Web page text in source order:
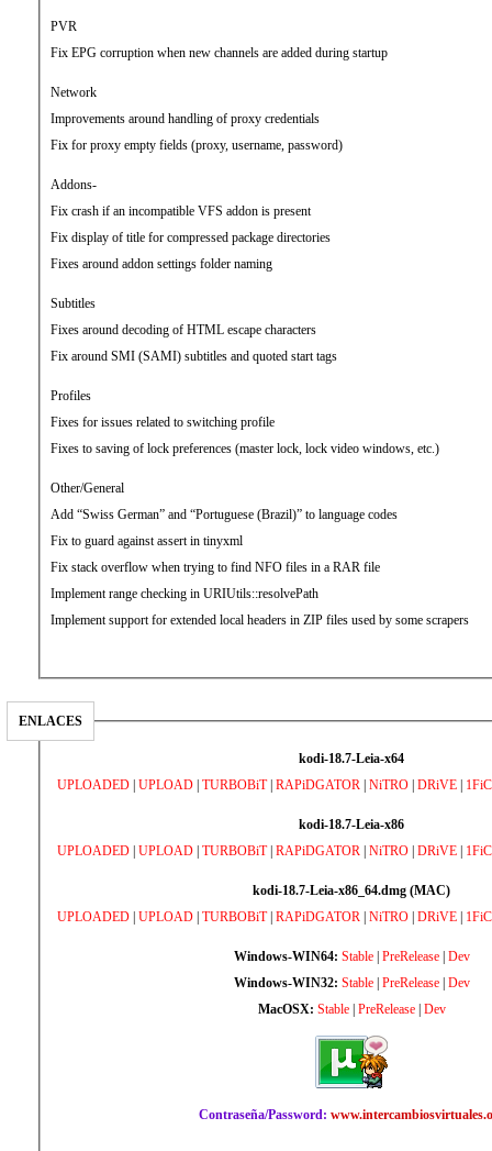
PVR
Fix EPG corruption when new channels are added during startup
Network
Improvements around handling of proxy credentials
Fix for proxy empty fields (proxy, username, password)
Addons-
Fix crash if an incompatible VFS addon is present
Fix display of title for compressed package directories
Fixes around addon settings folder naming
Subtitles
Fixes around decoding of HTML escape characters
Fix around SMI (SAMI) subtitles and quoted start tags
Profiles
Fixes for issues related to switching profile
Fixes to saving of lock preferences (master lock, lock video windows, etc.)
Other/General
Add “Swiss German” and “Portuguese (Brazil)” to language codes
Fix to guard against assert in tinyxml
Fix stack overflow when trying to find NFO files in a RAR file
Implement range checking in URIUtils::resolvePath
Implement support for extended local headers in ZIP files used by some scrapers
ENLACES
kodi-18.7-Leia-x64
UPLOADED UPLOAD TURBOBiT| RAPiDGATOR NiTRO DRiVE
kodi-18.7-Leia-x86
UPLOADED UPLOAD TURBOBiT| RAPiDGATOR NiTRO DRiVE
kodi-18.7-Leia-x86_64.dmg (MAC)
UPLOADED UPLOAD TURBOBiT| RAPiDGATOR NiTRO DRiVE
Windows-WIN64: Stable| PreRelease| Dev
Windows-WIN32: Stable| PreRelease| Dev
MacOSX: Stable| PreRelease| Dev
Contraseña/Password: